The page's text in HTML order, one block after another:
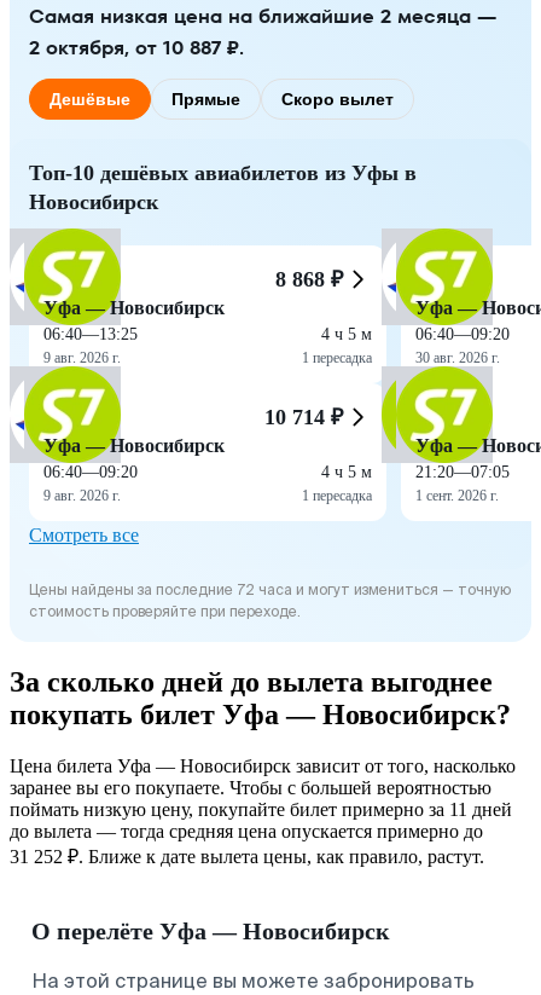
Самая низкая цена на ближайшие 2 месяца —
2 октября, от 10 887 ₽.
Дешёвые Прямые Скоро вылет
Топ-10 дешёвых авиабилетов из Уфы в
Новосибирск
8 868 ₽
Уфа — Новосибирск
06:40—13:25
9 авг. 2026 г.
4 ч 5 м
1 пересадка
10 714 ₽
Уфа — Новосибирск
06:40—09:20
9 авг. 2026 г.
4 ч 5 м
1 пересадка
Уфа —
06:40—09:20
30 авг. 2026 г.
Уфа —
21:20—07:05
1 сент. 2026 г.
Смотреть все
Цены найдены за последние 72 часа и могут измениться — точную
стоимость проверяйте при переходе.
За сколько дней до вылета выгоднее
покупать билет Уфа — Новосибирск?
Цена билета Уфа — Новосибирск зависит от того, насколько
заранее вы его покупаете. Чтобы с большей вероятностью
поймать низкую цену, покупайте билет примерно за 11 дней
до вылета — тогда средняя цена опускается примерно до
31 252 ₽. Ближе к дате вылета цены, как правило, растут.
О перелёте Уфа — Новосибирск
На этой странице вы можете забронировать